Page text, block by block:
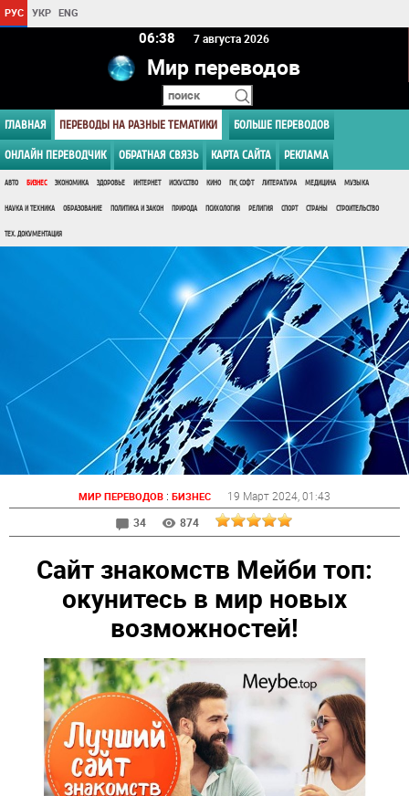
РУС УКР ENG
06 38 7 августа 2026
Мир переводов
ГЛАВНАЯ ПЕРЕВОДЫ НА РАЗНЫЕ ТЕМАТИКИ БОЛЬШЕ ПЕРЕВОДОВ
ОНЛАЙН ПЕРЕВОДЧИК ОБРАТНАЯ СВЯЗЬ КАРТА САЙТА РЕКЛАМА
АВТО БИЗНЕС ЭКОНОМИКА ЗДОРОВЬЕ ИНТЕРНЕТ ИСКУССТВО КИНО ПК, СОФТ ЛИТЕРАТУРА МЕДИЦИНА МУЗЫКА
НАУКА И ТЕХНИКА ОБРАЗОВАНИЕ ПОЛИТИКА И ЗАКОН ПРИРОДА ПСИХОЛОГИЯ РЕЛИГИЯ СПОРТ СТРАНЫ СТРОИТЕЛЬСТВО
ТЕХ. ДОКУМЕНТАЦИЯ
МИР ПЕРЕВОДОВ : БИЗНЕС 19 Март 2024 , 01:43
34
874
Сайт знакомств Мейби топ:
окунитесь в мир новых
возможностей!